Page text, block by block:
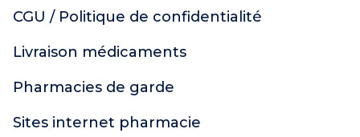
Ginkor
CCD
Topicrem
Santé Verte
CGU / Politique de confidentialité
Livraison médicaments
Pharmacies de garde
Sites internet pharmacie